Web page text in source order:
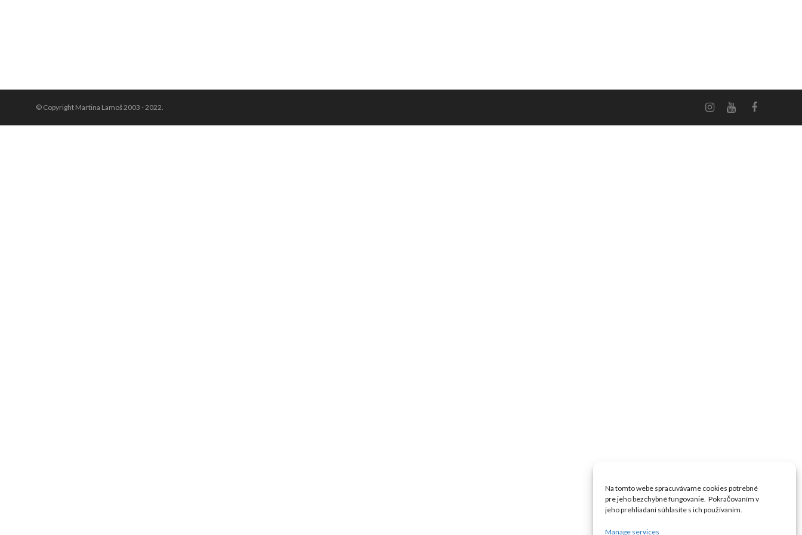
Na tomto webe spracuvávame cookies potrebné
pre jeho bezchybné fungovanie. Pokračovaním v
jeho prehliadaní súhlasíte s ich používaním.
Manage services
© Copyright Martina Lamoš 2003 - 2022.